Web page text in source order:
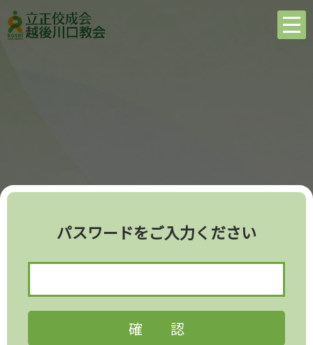
パスワードをご入力ください